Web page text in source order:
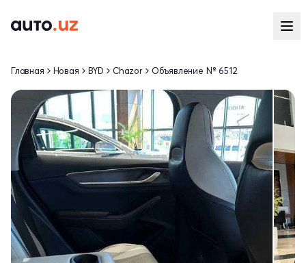
Главная Новая BYD Chazor Объявление № 6512